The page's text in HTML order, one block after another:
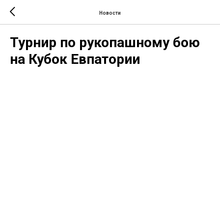
Новости
Турнир по рукопашному бою
на Кубок Евпатории